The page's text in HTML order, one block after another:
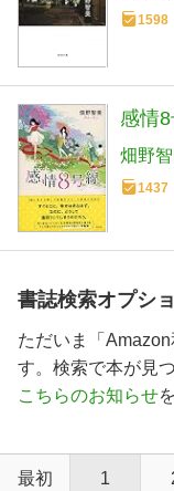
1598
感情
畑野
1437
書誌検索オプシ
ただいま「
す。検索で本が見
こちらのお知らせ
最初 1